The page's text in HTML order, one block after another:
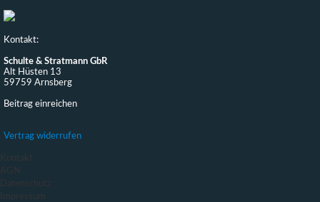
Kontakt:
Schulte & Stratmann GbR
Alt Hüsten 13
59759 Arnsberg
Beitrag einreichen
Vertrag widerrufen
Kontakt
AGN
Datenschutz
Impressum